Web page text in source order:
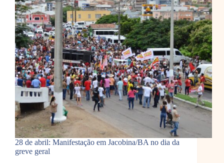
28 de abril: Manifestação em Jacobina/BA no dia da
greve geral